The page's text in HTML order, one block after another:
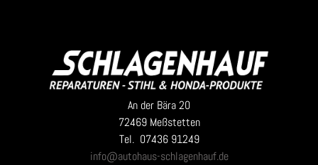
An der Bära 20
72469 Meßstetten
Tel. 07436 91249
info@autohaus-schlagenhauf.de